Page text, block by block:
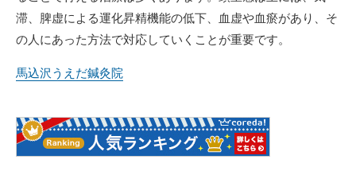
滞、脾虚による運化昇精機能の低下、血虚や血瘀があり、そ
の人にあった方法で対応していくことが重要です。
馬込沢うえだ鍼灸院